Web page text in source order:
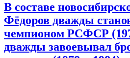
В составе
Фёдоров дважды
чемпионом РСФСР
дважды завоевывал